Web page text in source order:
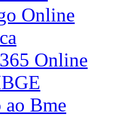
Online
Online
ao Bme